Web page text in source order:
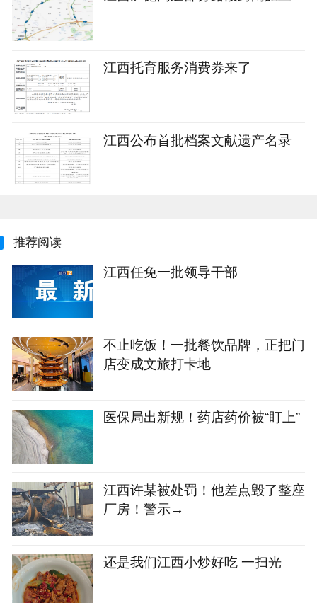
江西托育服务消费券来了
江西公布首批档案文献遗产名录
推荐阅读
江西任免一批领导干部
不止吃饭！一批餐饮品牌，正把门
店变成文旅打卡地
医保局出新规！药店药价被“盯上”
江西许某被处罚！他差点毁了整座
厂房！警示→
还是我们江西小炒好吃 一扫光